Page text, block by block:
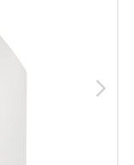
arrow_forward_ios